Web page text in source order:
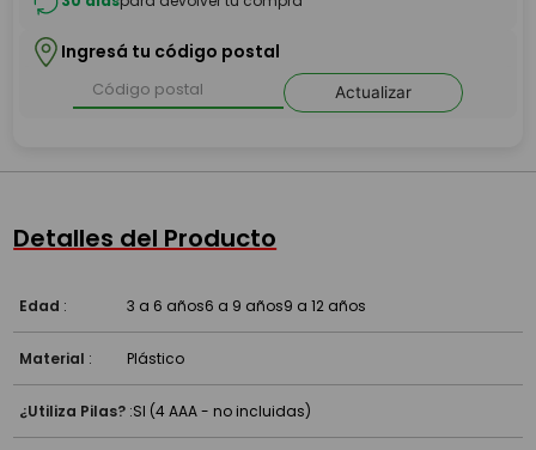
Ingresá tu código postal
Actualizar
Detalles del Producto
Edad : 3 a 6 años6 a 9 años9 a 12 años
Material : Plástico
¿Utiliza Pilas? :SI (4 AAA - no incluidas)